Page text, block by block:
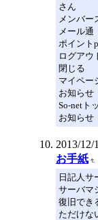
さん
メンバー
メール通
ポイント
ログアウ
閉じる
マイペー
お知らせ
So-netト
お知らせ
2013/12/
お手紙
日記人サ
サーバマ
復旧でき
ただけな